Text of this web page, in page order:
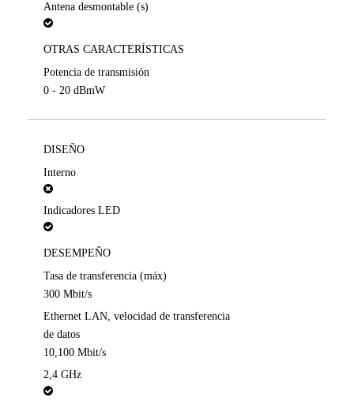
Antena desmontable (s)
OTRAS CARACTERÍSTICAS
Potencia de transmisión
0 - 20 dBmW
DISEÑO
Interno
Indicadores LED
DESEMPEÑO
Tasa de transferencia (máx)
300 Mbit/s
Ethernet LAN, velocidad de transferencia
de datos
10,100 Mbit/s
2,4 GHz